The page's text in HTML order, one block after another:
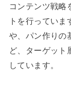
コンテンツ戦略
トを行ってい
や、パン作りの
ど、ターゲット
しています。